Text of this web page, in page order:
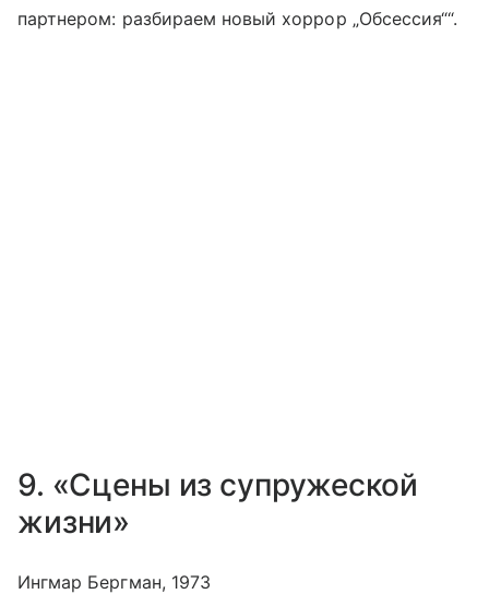
партнером: разбираем новый хоррор „Обсессия““.
9. «Сцены из супружеской
жизни»
Ингмар Бергман, 1973